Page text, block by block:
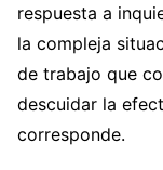
respuesta a
la compleja
de trabajo que
descuidar la
corresponde.